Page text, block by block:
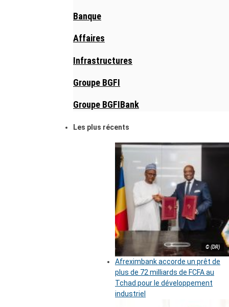
Banque
Affaires
Infrastructures
Groupe BGFI
Groupe BGFIBank
Les plus récents
© (DR)
Afreximbank accorde un prêt de
plus de 72 milliards de FCFA au
Tchad pour le développement
industriel